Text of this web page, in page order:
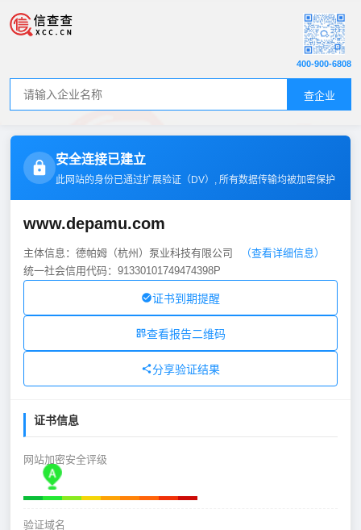
查企业
400-900-6808
安全连接已建立
此网站的身份已通过扩展验证（DV）, 所有数据传输均被加密保护
www.depamu.com
主体信息：德帕姆（杭州）泵业科技有限公司
（查看详细信息）
统一社会信用代码：91330101749474398P
证书到期提醒
查看报告二维码
分享验证结果
证书信息
网站加密安全评级
验证域名